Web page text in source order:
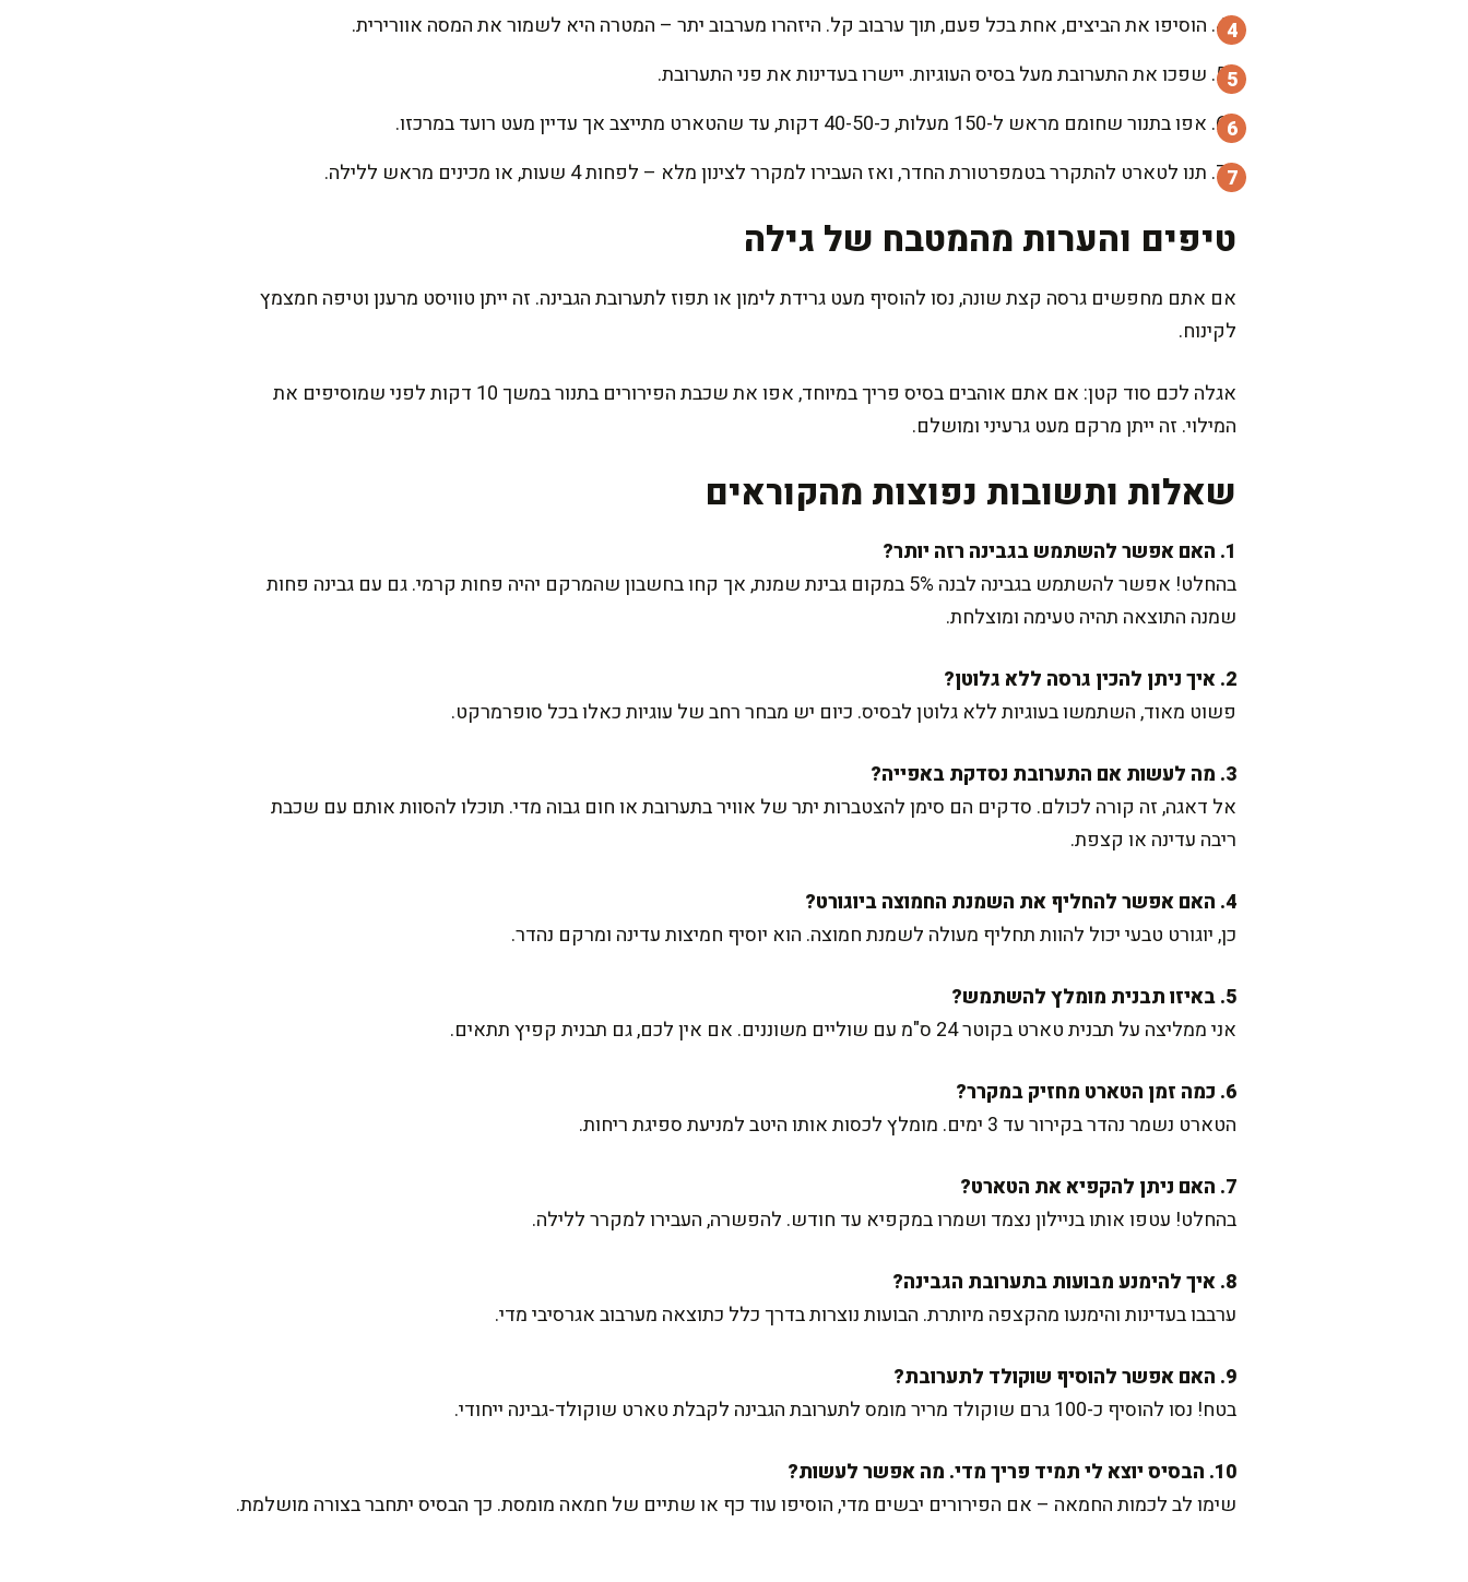
הוסיפו את הביצים, אחת בכל פעם, תוך ערבוב קל. היזהרו מערבוב יתר – המטרה היא לשמור את המסה אוורירית.
שפכו את התערובת מעל בסיס העוגיות. יישרו בעדינות את פני התערובת.
אפו בתנור שחומם מראש ל-150 מעלות, כ-40-50 דקות, עד שהטארט מתייצב אך עדיין מעט רועד במרכזו.
תנו לטארט להתקרר בטמפרטורת החדר, ואז העבירו למקרר לצינון מלא – לפחות 4 שעות, או מכינים מראש ללילה.
טיפים והערות מהמטבח של גילה
אם אתם מחפשים גרסה קצת שונה, נסו להוסיף מעט גרידת לימון או תפוז לתערובת הגבינה. זה ייתן טוויסט מרענן וטיפה חמצמץ
לקינוח.
אגלה לכם סוד קטן: אם אתם אוהבים בסיס פריך במיוחד, אפו את שכבת הפירורים בתנור במשך 10 דקות לפני שמוסיפים את
המילוי. זה ייתן מרקם מעט גרעיני ומושלם.
שאלות ותשובות נפוצות מהקוראים
1. האם אפשר להשתמש בגבינה רזה יותר?
בהחלט! אפשר להשתמש בגבינה לבנה 5% במקום גבינת שמנת, אך קחו בחשבון שהמרקם יהיה פחות קרמי. גם עם גבינה פחות
שמנה התוצאה תהיה טעימה ומוצלחת.
2. איך ניתן להכין גרסה ללא גלוטן?
פשוט מאוד, השתמשו בעוגיות ללא גלוטן לבסיס. כיום יש מבחר רחב של עוגיות כאלו בכל סופרמרקט.
3. מה לעשות אם התערובת נסדקת באפייה?
אל דאגה, זה קורה לכולם. סדקים הם סימן להצטברות יתר של אוויר בתערובת או חום גבוה מדי. תוכלו להסוות אותם עם שכבת
ריבה עדינה או קצפת.
4. האם אפשר להחליף את השמנת החמוצה ביוגורט?
כן, יוגורט טבעי יכול להוות תחליף מעולה לשמנת חמוצה. הוא יוסיף חמיצות עדינה ומרקם נהדר.
5. באיזו תבנית מומלץ להשתמש?
אני ממליצה על תבנית טארט בקוטר 24 ס"מ עם שוליים משוננים. אם אין לכם, גם תבנית קפיץ תתאים.
6. כמה זמן הטארט מחזיק במקרר?
הטארט נשמר נהדר בקירור עד 3 ימים. מומלץ לכסות אותו היטב למניעת ספיגת ריחות.
7. האם ניתן להקפיא את הטארט?
בהחלט! עטפו אותו בניילון נצמד ושמרו במקפיא עד חודש. להפשרה, העבירו למקרר ללילה.
8. איך להימנע מבועות בתערובת הגבינה?
ערבבו בעדינות והימנעו מהקצפה מיותרת. הבועות נוצרות בדרך כלל כתוצאה מערבוב אגרסיבי מדי.
9. האם אפשר להוסיף שוקולד לתערובת?
בטח! נסו להוסיף כ-100 גרם שוקולד מריר מומס לתערובת הגבינה לקבלת טארט שוקולד-גבינה ייחודי.
10. הבסיס יוצא לי תמיד פריך מדי. מה אפשר לעשות?
שימו לב לכמות החמאה – אם הפירורים יבשים מדי, הוסיפו עוד כף או שתיים של חמאה מומסת. כך הבסיס יתחבר בצורה מושלמת.